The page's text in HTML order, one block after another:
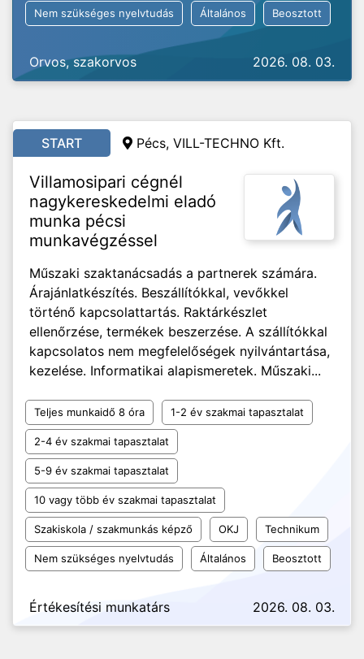
Nem szükséges nyelvtudás Általános Beosztott
Orvos, szakorvos 2026. 08. 03.
START Pécs, VILL-TECHNO Kft.
Villamosipari cégnél
nagykereskedelmi eladó
munka pécsi
munkavégzéssel
Műszaki szaktanácsadás a partnerek számára.
Árajánlatkészítés. Beszállítókkal, vevőkkel
történő kapcsolattartás. Raktárkészlet
ellenőrzése, termékek beszerzése. A szállítókkal
kapcsolatos nem megfelelőségek nyilvántartása,
kezelése. Informatikai alapismeretek. Műszaki...
Teljes munkaidő 8 óra 1-2 év szakmai tapasztalat
2-4 év szakmai tapasztalat
5-9 év szakmai tapasztalat
10 vagy több év szakmai tapasztalat
Szakiskola / szakmunkás képző OKJ Technikum
Nem szükséges nyelvtudás Általános Beosztott
Értékesítési munkatárs 2026. 08. 03.